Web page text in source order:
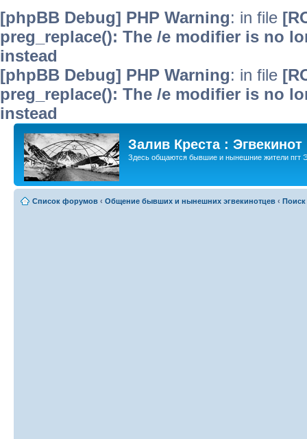
[phpBB Debug] PHP Warning: in file
preg_replace(): The /e modifier is no
instead
[phpBB Debug] PHP Warning: in file
preg_replace(): The /e modifier is no
instead
Залив Креста : Эгвекинот
Здесь общаются бывшие и нынешние жители пгт
Список форумов ‹ Общение бывших и нынешних эгвекинотцев ‹ Поиск